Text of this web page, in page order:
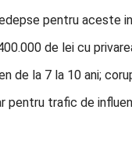
pentru aceste
de lei cu
la 7 la 10 ani;
pentru trafic de